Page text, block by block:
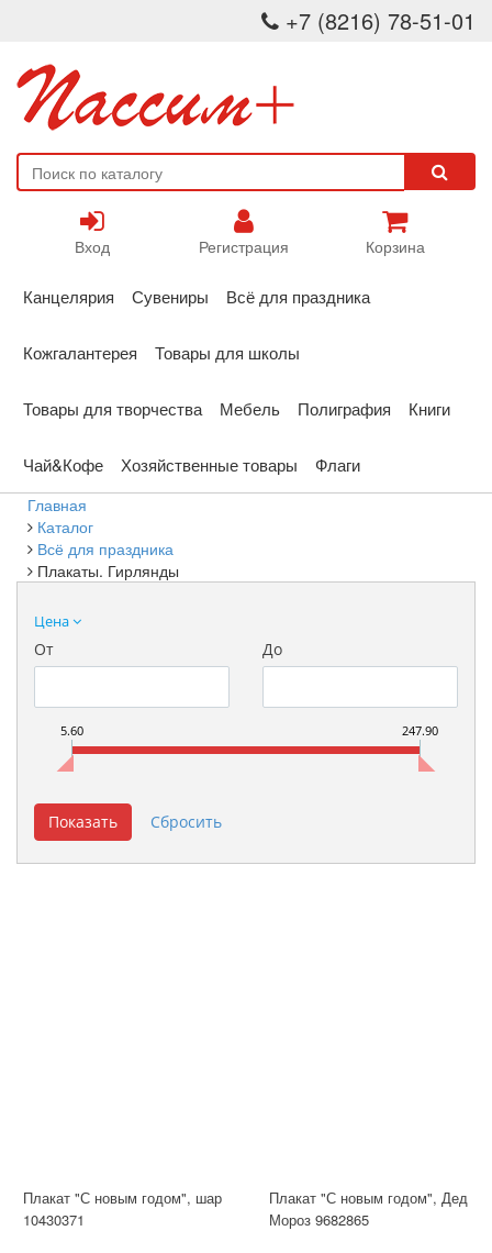
+7 (8216) 78-51-01
Вход Регистрация Корзина
Канцелярия Сувениры Всё для праздника
Кожгалантерея Товары для школы
Товары для творчества Мебель Полиграфия Книги
Чай&Кофе Хозяйственные товары Флаги
Главная
Каталог
Всё для праздника
Плакаты. Гирлянды
Цена
От До
5.60 247.90
Плакат "С новым годом", шар
10430371
Плакат "С новым годом", Дед
Мороз 9682865